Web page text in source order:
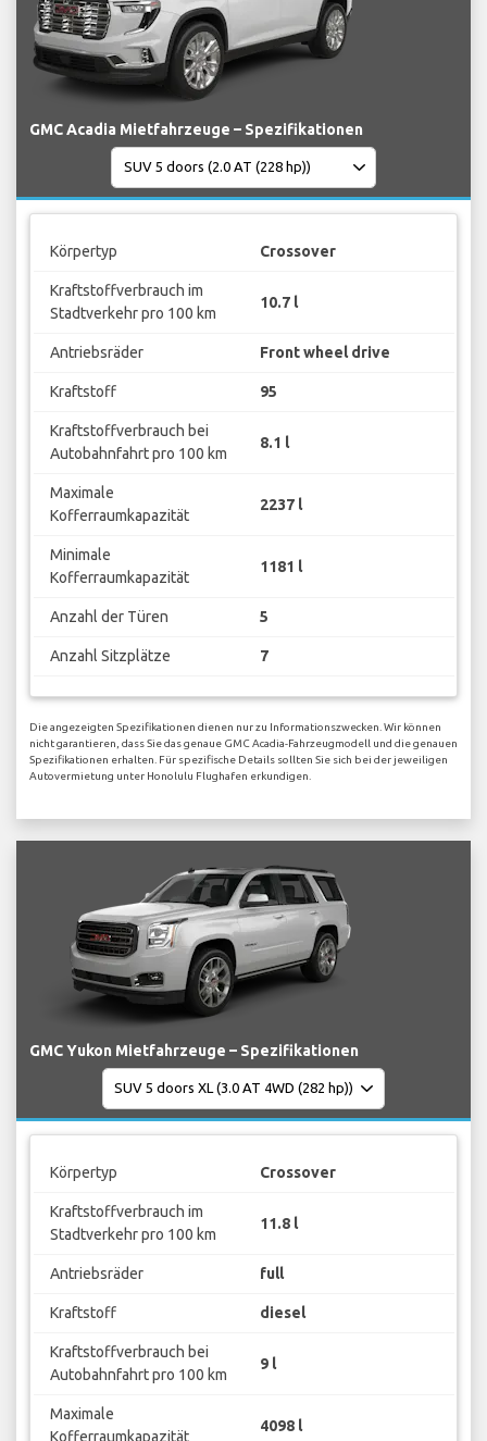
GMC Acadia Mietfahrzeuge – Spezifikationen
Körpertyp Crossover
Kraftstoffverbrauch im
Stadtverkehr pro 100 km
10.7 l
Antriebsräder Front wheel drive
Kraftstoff 95
Kraftstoffverbrauch bei
Autobahnfahrt pro 100 km
8.1 l
Maximale
Kofferraumkapazität
2237 l
Minimale
Kofferraumkapazität
1181 l
Anzahl der Türen 5
Anzahl Sitzplätze 7
Die angezeigten Spezifikationen dienen nur zu Informationszwecken. Wir können
nicht garantieren, dass Sie das genaue GMC Acadia-Fahrzeugmodell und die genauen
Spezifikationen erhalten. Für spezifische Details sollten Sie sich bei der jeweiligen
Autovermietung unter Honolulu Flughafen erkundigen.
GMC Yukon Mietfahrzeuge – Spezifikationen
Körpertyp Crossover
Kraftstoffverbrauch im
Stadtverkehr pro 100 km
11.8 l
Antriebsräder full
Kraftstoff diesel
Kraftstoffverbrauch bei
Autobahnfahrt pro 100 km
9 l
Maximale
Kofferraumkapazität
4098 l